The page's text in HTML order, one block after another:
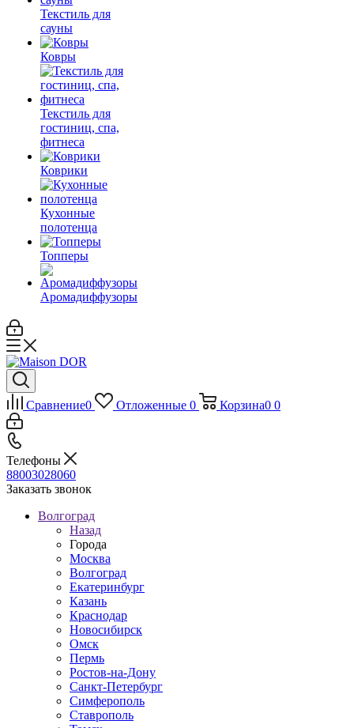
Текстиль для
сауны
Ковры
Текстиль для
гостиниц, спа,
фитнеса
Коврики
Кухонные
полотенца
Топперы
Аромадиффузоры
Сравнение0 Отложенные 0 Корзина0 0
Телефоны
88003028060
Заказать звонок
Волгоград
Назад
Города
Москва
Волгоград
Екатеринбург
Казань
Краснодар
Новосибирск
Омск
Пермь
Ростов-на-Дону
Санкт-Петербург
Симферополь
Ставрополь